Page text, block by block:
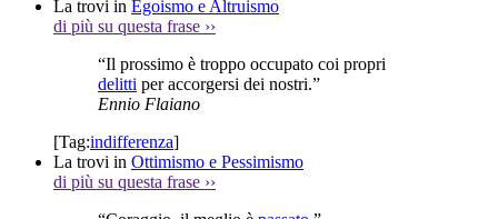
La trovi in Egoismo e Altruismo
di più su questa frase ››
“Il prossimo è troppo occupato coi propri
delitti per accorgersi dei nostri.”
Ennio Flaiano
[Tag:indifferenza]
La trovi in Ottimismo e Pessimismo
di più su questa frase ››